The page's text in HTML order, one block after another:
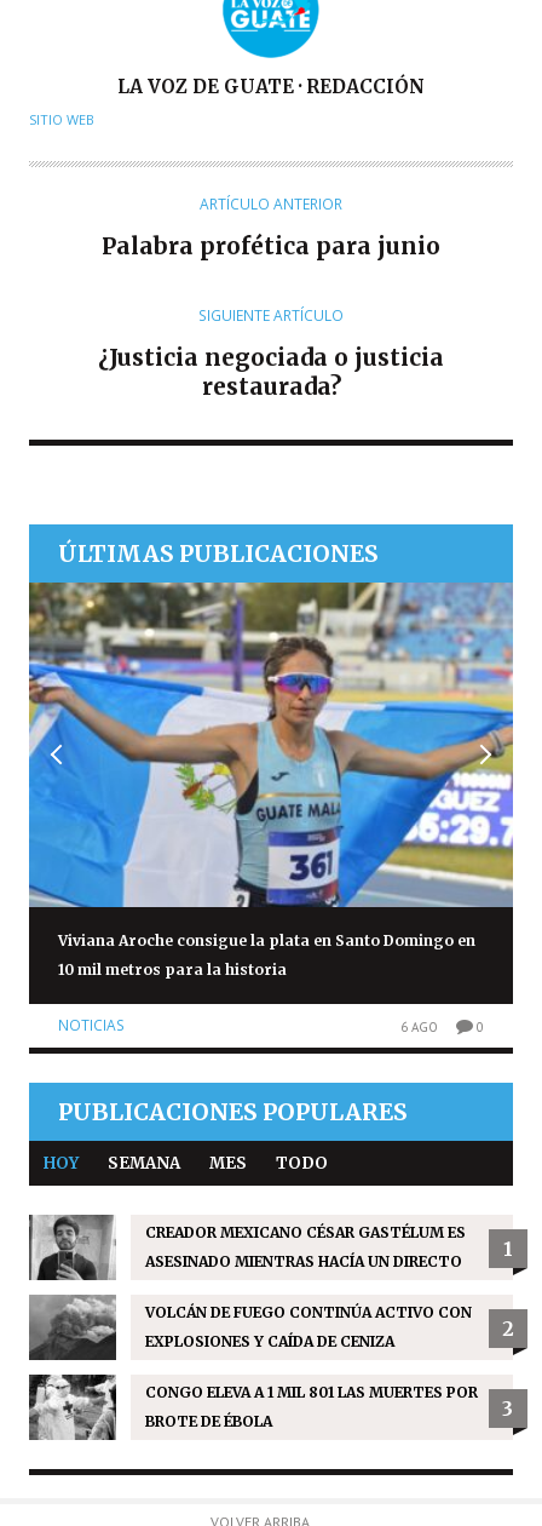
U
O
LA VOZ DE GUATE · REDACCIÓN
SITIO WEB
ARTÍCULO ANTERIOR
Palabra profética para junio
SIGUIENTE ARTÍCULO
¿Justicia negociada o justicia
restaurada?
ÚLTIMAS PUBLICACIONES
Viviana Aroche consigue la plata en Santo Domingo en
10 mil metros para la historia
NOTICIAS 6 AGO 0
PUBLICACIONES POPULARES
HOY SEMANA MES TODO
CREADOR MEXICANO CÉSAR GASTÉLUM ES
ASESINADO MIENTRAS HACÍA UN DIRECTO
1
VOLCÁN DE FUEGO CONTINÚA ACTIVO CON
EXPLOSIONES Y CAÍDA DE CENIZA
2
CONGO ELEVA A 1 MIL 801 LAS MUERTES POR
BROTE DE ÉBOLA
3
VOLVER ARRIBA